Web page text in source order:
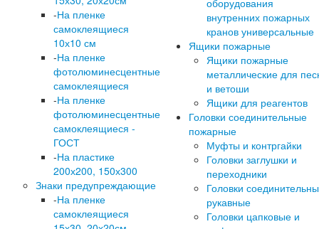
-На пленке
самоклеящиеся
10х10 см
-На пленке
фотолюминесцентные
самоклеящиеся
-На пленке
фотолюминесцентные
самоклеящиеся -
ГОСТ
-На пластике
200х200, 150х300
Знаки предупреждающие
-На пленке
самоклеящиеся
внутренних пожарных
кранов универсальные
Ящики пожарные
Ящики пожарные
металлические для
и ветоши
Ящики для реагентов
Головки соединительные
пожарные
Муфты и контргайки
Головки заглушки и
переходники
Головки
рукавные
Головки цапковые и